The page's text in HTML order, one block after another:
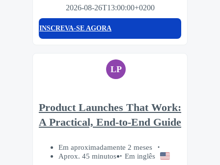
2026-08-26T13:00:00+0200
INSCREVA-SE AGORA
LP
Product Launches That Work:
A Practical, End-to-End Guide
Em aproximadamente 2 meses
Aprox. 45 minutos
Em inglês